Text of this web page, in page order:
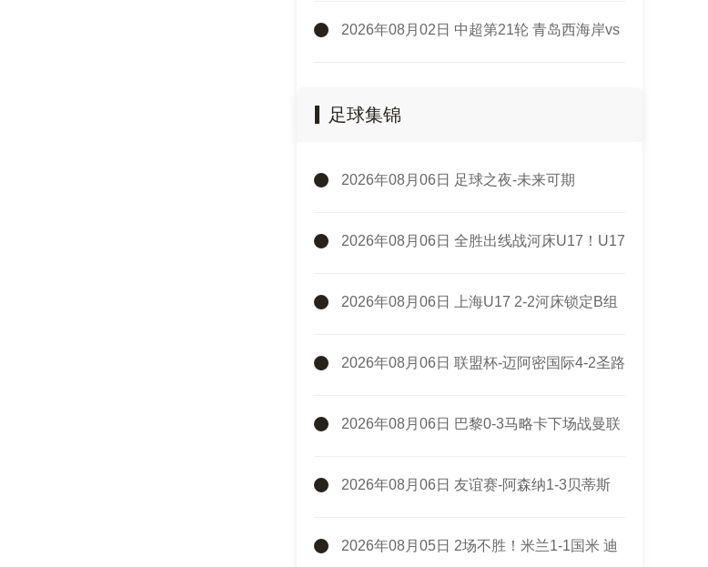
2026年08月02日 中超第21轮 青岛西海岸vs
足球集锦
2026年08月06日 足球之夜-未来可期
2026年08月06日 全胜出线战河床U17！U17
2026年08月06日 上海U17 2-2河床锁定B组
2026年08月06日 联盟杯-迈阿密国际4-2圣路
2026年08月06日 巴黎0-3马略卡下场战曼联
2026年08月06日 友谊赛-阿森纳1-3贝蒂斯
2026年08月05日 2场不胜！米兰1-1国米 迪